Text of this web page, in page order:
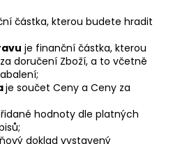
částka, kterou budete hradit
je finanční částka, kterou
doručení Zboží, a to včetně
je součet Ceny a Ceny za
hodnoty dle platných
doklad vystavený